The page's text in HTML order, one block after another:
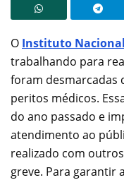
O Instituto
trabalhando para
foram desmarcadas
peritos médicos.
do ano passado e
atendimento ao
realizado com
greve. Para garantir